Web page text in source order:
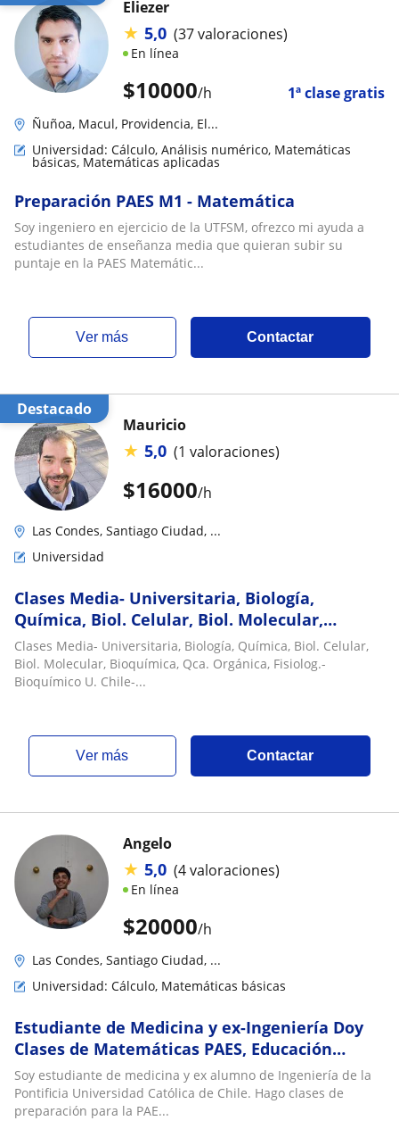
$10000/h 1ª clase gratis
Eliezer
★ 5,0 (37 valoraciones)
En línea
Ñuñoa, Macul, Providencia, El...
Universidad: Cálculo, Análisis numérico, Matemáticas
básicas, Matemáticas aplicadas
Preparación PAES M1 - Matemática
Soy ingeniero en ejercicio de la UTFSM, ofrezco mi ayuda a
estudiantes de enseñanza media que quieran subir su
puntaje en la PAES Matemátic...
ver más Contactar
Destacado
$16000/h
Mauricio
★ 5,0 (1 valoraciones)
Las Condes, Santiago Ciudad, ...
Universidad
Clases Media- Universitaria, Biología,
Química, Biol. Celular, Biol. Molecular,
Bioquímica, Qca. Orgánica, Fisiolog.-
Bioquímico U. Chile- Experiencia
Clases Media- Universitaria, Biología, Química, Biol. Celular,
Biol. Molecular, Bioquímica, Qca. Orgánica, Fisiolog.-
Bioquímico U. Chile-...
ver más Contactar
$20000/h
Angelo
★ 5,0 (4 valoraciones)
En línea
Las Condes, Santiago Ciudad, ...
Universidad: Cálculo, Matemáticas básicas
Estudiante de Medicina y ex-Ingeniería Doy
Clases de Matemáticas PAES, Educación
Básica, Media y Superior
Soy estudiante de medicina y ex alumno de Ingeniería de la
Pontificia Universidad Católica de Chile. Hago clases de
preparación para la PAE...